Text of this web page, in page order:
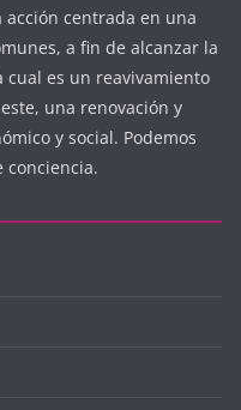
centrada en una
a fin de alcanzar la
cual es un reavivamiento
una renovación y
y social. Podemos
conciencia.